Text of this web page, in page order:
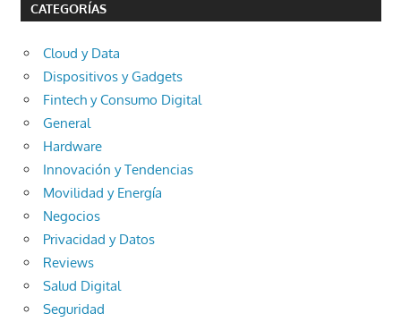
CATEGORÍAS
Cloud y Data
Dispositivos y Gadgets
Fintech y Consumo Digital
General
Hardware
Innovación y Tendencias
Movilidad y Energía
Negocios
Privacidad y Datos
Reviews
Salud Digital
Seguridad